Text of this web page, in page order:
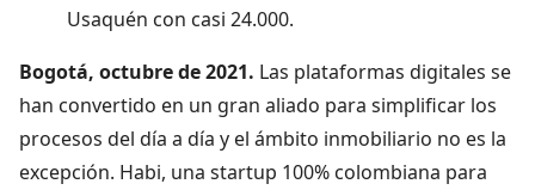
Usaquén con casi 24.000.
Bogotá, octubre de 2021. Las plataformas digitales se
han convertido en un gran aliado para simplificar los
procesos del día a día y el ámbito inmobiliario no es la
excepción. Habi, una startup 100% colombiana para